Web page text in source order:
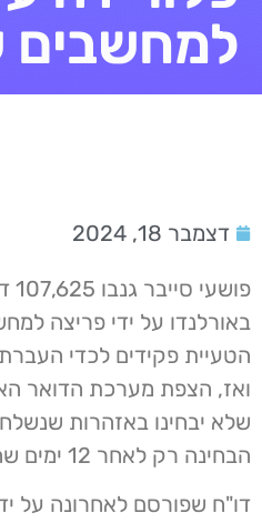
דצמבר 18, 2024
באורלנדו על ידי פריצה
הטעיית פקידים לכדי
ואז, הצפת מערכת הדואר
שלא יבחינו באזהרות
הבחינה רק לאחר 12 ימים שהיא נפגעה ועד אז נעלם כל הכסף.
דו"ח שפורסם לאחרונה על